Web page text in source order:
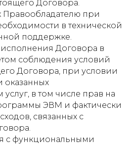
Договора.
Правообладателю при
в технической
поддержке.
исполнения Договора в
соблюдения условий
Договора, при условии
оказанных
в том числе прав на
ЭВМ и фактически
связанных с
с функциональными